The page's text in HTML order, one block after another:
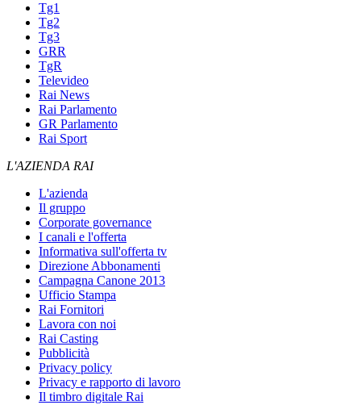
Tg1
Tg2
Tg3
GRR
TgR
Televideo
Rai News
Rai Parlamento
GR Parlamento
Rai Sport
L'AZIENDA RAI
L'azienda
Il gruppo
Corporate governance
I canali e l'offerta
Informativa sull'offerta tv
Direzione Abbonamenti
Campagna Canone 2013
Ufficio Stampa
Rai Fornitori
Lavora con noi
Rai Casting
Pubblicità
Privacy policy
Privacy e rapporto di lavoro
Il timbro digitale Rai